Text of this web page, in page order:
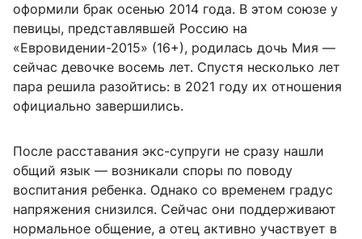
оформили брак осенью 2014 года. В этом союзе у
певицы, представлявшей Россию на
«Евровидении-2015» (16+), родилась дочь Мия —
сейчас девочке восемь лет. Спустя несколько лет
пара решила разойтись: в 2021 году их отношения
официально завершились.
После расставания экс-супруги не сразу нашли
общий язык — возникали споры по поводу
воспитания ребенка. Однако со временем градус
напряжения снизился. Сейчас они поддерживают
нормальное общение, а отец активно участвует в